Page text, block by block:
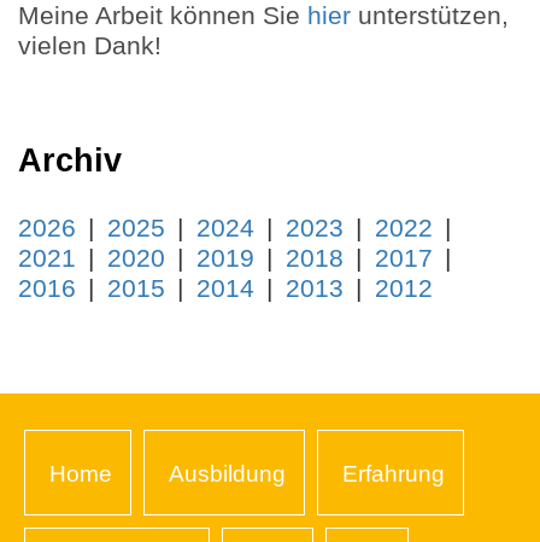
Meine Arbeit können Sie hier unterstützen,
vielen Dank!
Archiv
2026 2025 2024 2023
2022
2021
2020 2019 2018
2017
2016
2015 2014 2013 2012
Home Ausbildung Erfahrung